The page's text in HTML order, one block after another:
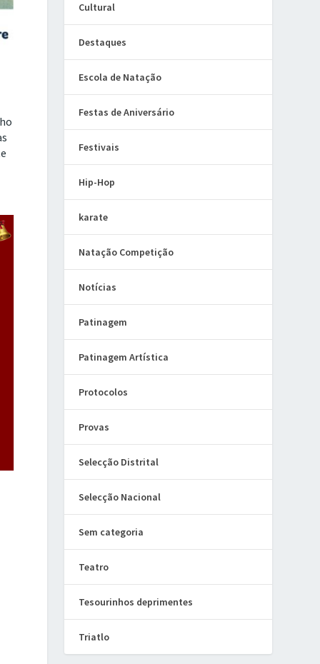
Cultural
Destaques
Escola de Natação
Festas de Aniversário
Festivais
Hip-Hop
karate
Natação Competição
Notícias
Patinagem
Patinagem Artística
Protocolos
Provas
Selecção Distrital
Selecção Nacional
Sem categoria
Teatro
Tesourinhos deprimentes
Triatlo